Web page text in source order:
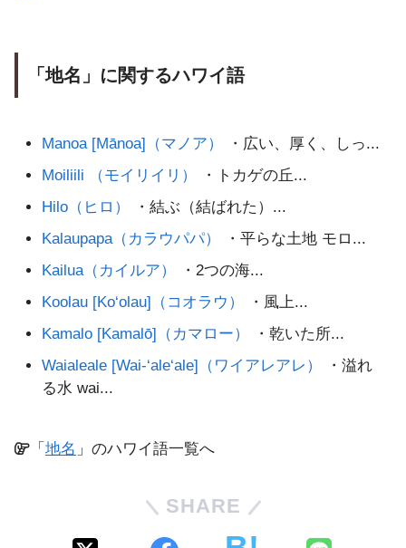
「地名」に関するハワイ語
Manoa [Mānoa]（マノア）
・広い、厚く、しっ...
Moiliili （モイリイリ）
・トカゲの丘...
Hilo（ヒロ）
・結ぶ（結ばれた）...
Kalaupapa（カラウパパ）
・平らな土地 モロ...
Kailua（カイルア）
・2つの海...
Koolau [Ko‘olau]（コオラウ）
・風上...
Kamalo [Kamalō]（カマロー）
・乾いた所...
Waialeale [Wai-‘ale‘ale]（ワイアレアレ）
・溢れ
る水 wai...
「 地名 」のハワイ語一覧へ
SHARE